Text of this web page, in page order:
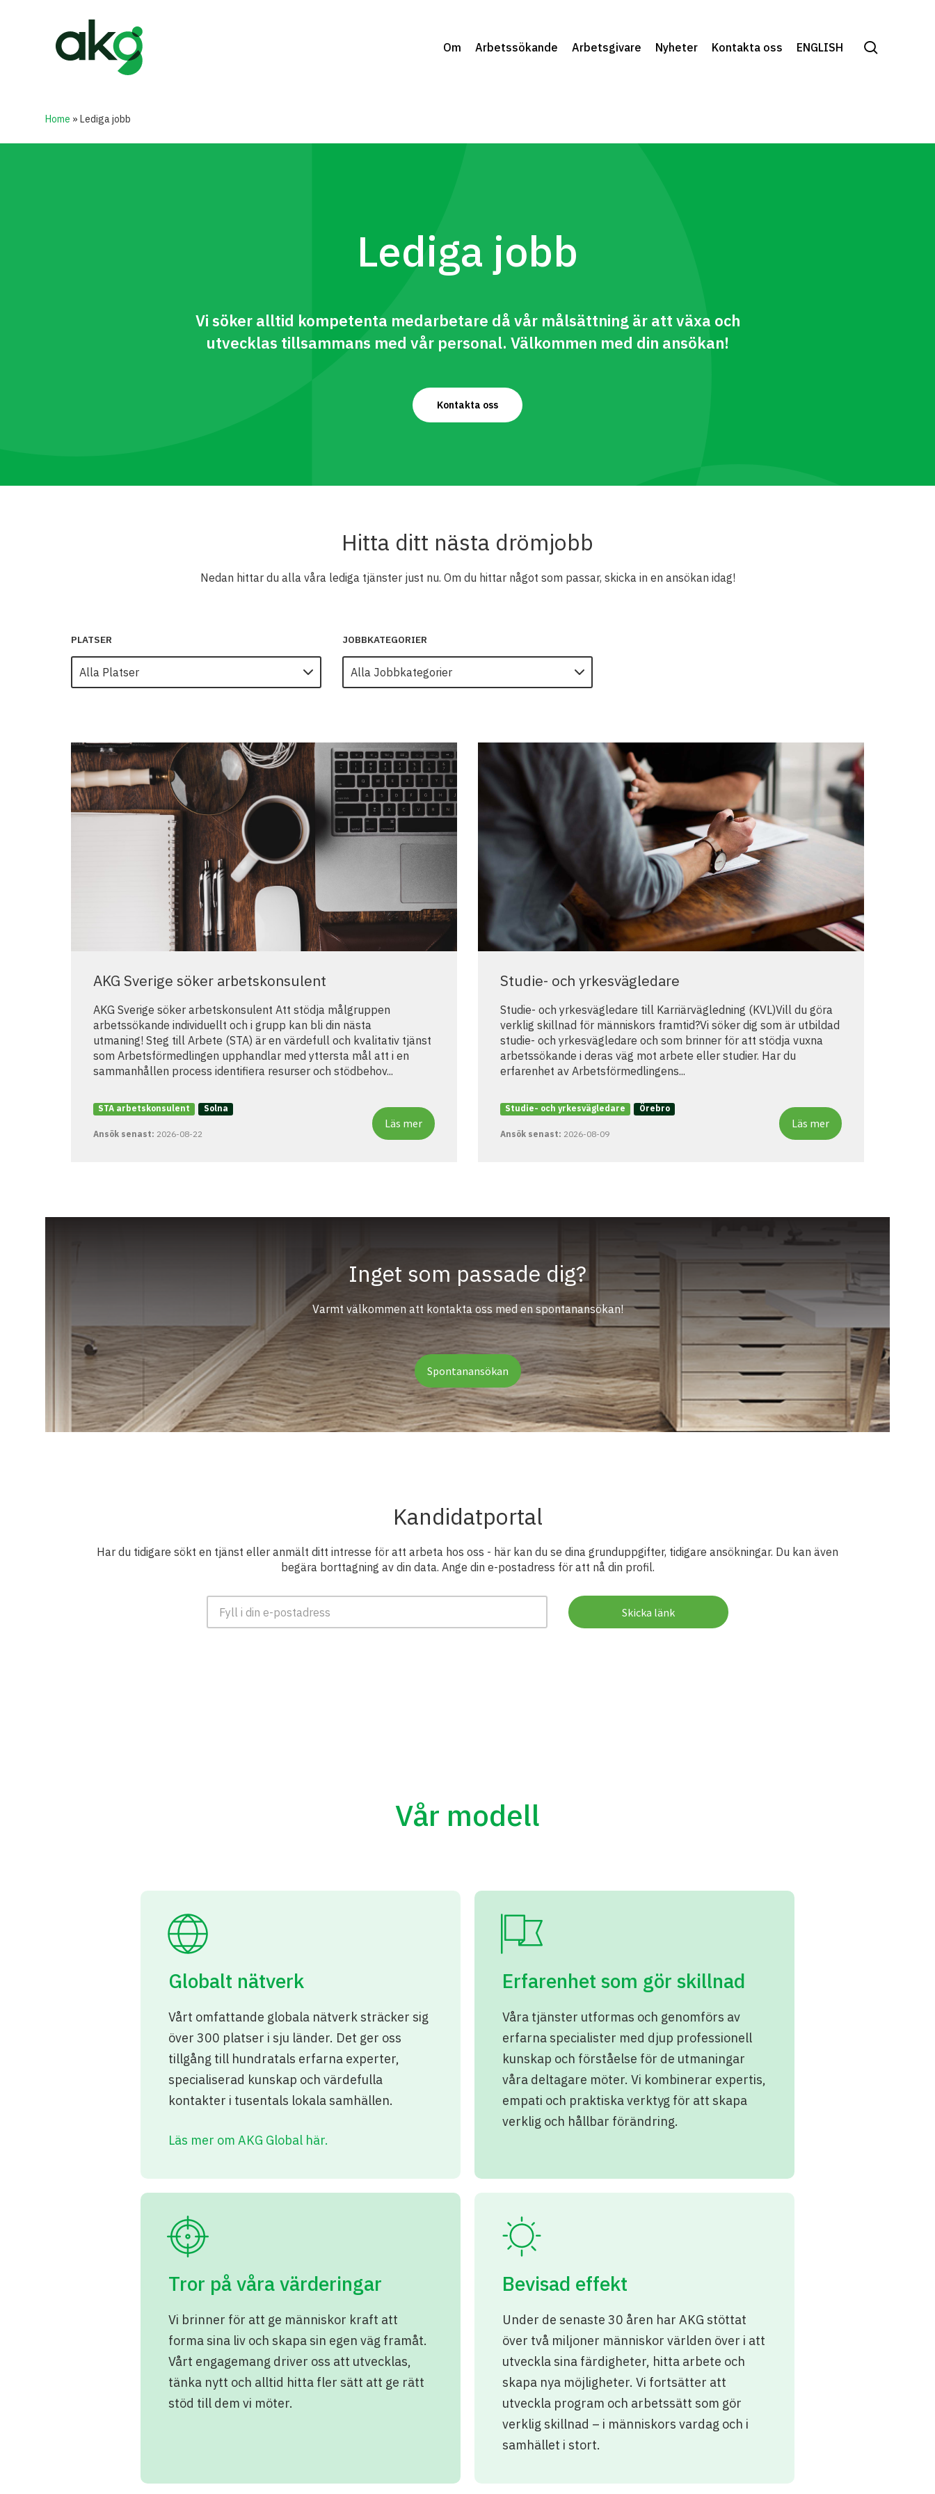
Om Arbetssökande Arbetsgivare Nyheter Kontakta oss ENGLISH
Home » Lediga jobb
Lediga jobb
Vi söker alltid kompetenta medarbetare då vår målsättning är att växa och
utvecklas tillsammans med vår personal. Välkommen med din ansökan!
Kontakta oss
Vår modell
Globalt nätverk
Vårt omfattande globala nätverk sträcker sig
över 300 platser i sju länder. Det ger oss
tillgång till hundratals erfarna experter,
specialiserad kunskap och värdefulla
kontakter i tusentals lokala samhällen.
Läs mer om AKG Global här.
Erfarenhet som gör skillnad
Våra tjänster utformas och genomförs av
erfarna specialister med djup professionell
kunskap och förståelse för de utmaningar
våra deltagare möter. Vi kombinerar expertis,
empati och praktiska verktyg för att skapa
verklig och hållbar förändring.
Tror på våra värderingar
Vi brinner för att ge människor kraft att
forma sina liv och skapa sin egen väg framåt.
Vårt engagemang driver oss att utvecklas,
tänka nytt och alltid hitta fler sätt att ge rätt
stöd till dem vi möter.
Bevisad effekt
Under de senaste 30 åren har AKG stöttat
över två miljoner människor världen över i att
utveckla sina färdigheter, hitta arbete och
skapa nya möjligheter.Vi fortsätter att
utveckla program och arbetssätt som gör
verklig skillnad – i människors vardag och i
samhället i stort.